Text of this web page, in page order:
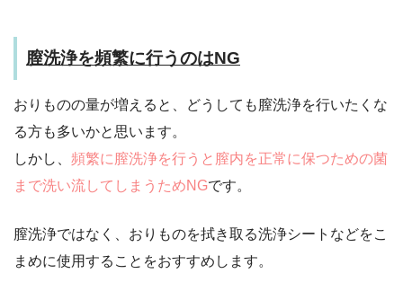
膣洗浄を頻繁に行うのはNG
おりものの量が増えると、どうしても膣洗浄を行いたくな
る方も多いかと思います。
しかし、 頻繁に膣洗浄を行うと膣内を正常に保つための菌
まで洗い流してしまうためNGです。
膣洗浄ではなく、おりものを拭き取る洗浄シートなどをこ
まめに使用することをおすすめします。